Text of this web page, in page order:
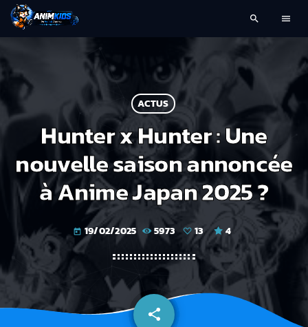
search menu
ACTUS
Hunter x Hunter : Une
nouvelle saison annoncée
à Anime Japan 2025 ?
today 19/02/2025 5973 13 4
share
email